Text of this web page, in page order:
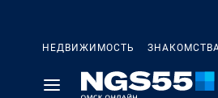
НЕДВИЖИМОСТЬ